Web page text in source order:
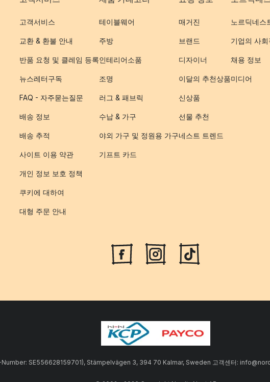
고객서비스
교환 & 환불 안내
반품 요청 및 클레임 등록
뉴스레터구독
FAQ - 자주묻는질문
배송 정보
배송 추적
사이트 이용 약관
개인 정보 보호 정책
쿠키에 대하여
대형 주문 안내
테이블웨어
주방
인테리어소품
조명
러그 & 패브릭
수납 & 가구
야외 가구 및 정원용 가구
기프트 카드
매거진
브랜드
디자이너
이달의 추천상품
신상품
선물 추천
네스트 트렌드
노르딕네스
기업의 사회
채용 정보
미디어
SE556628159701), Stämpelvägen 3, 394 70 Kalmar, Sweden 고객센터: